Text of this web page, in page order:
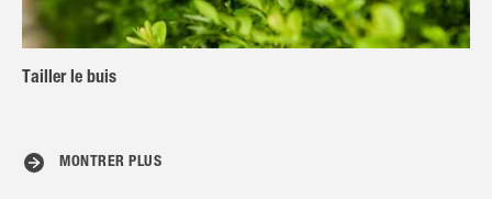
Tailler le buis
MONTRER PLUS